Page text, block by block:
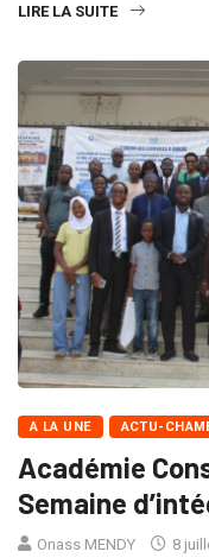
LIRE LA SUITE
A LA UNE ACTU-
Académie
Semaine
Onass MENDY 8